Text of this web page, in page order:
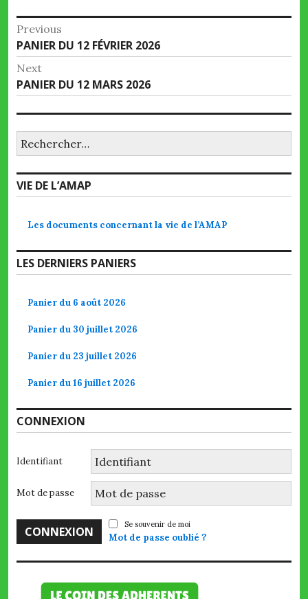
Navigation
de
l’article
Previous
Previous
post:
PANIER DU 12 FÉVRIER 2026
Next
Next
post:
PANIER DU 12 MARS 2026
VIE DE L’AMAP
Les documents concernant la vie de l’AMAP
LES DERNIERS PANIERS
Panier du 6 août 2026
Panier du 30 juillet 2026
Panier du 23 juillet 2026
Panier du 16 juillet 2026
CONNEXION
Identifiant
Mot de passe
Se souvenir de moi
Mot de passe oublié ?